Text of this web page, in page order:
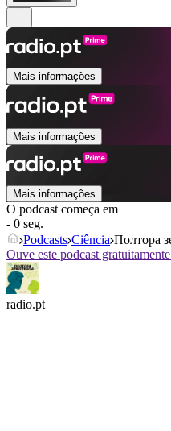
Mais informações
Mais informações
Mais informações
O podcast começa em
- 0 seg.
Podcasts Ciência Полтора
Ouve este podcast
radio.pt